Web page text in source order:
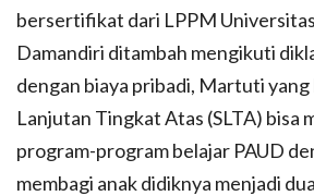
bersertifikat dari LPPM
Damandiri ditambah mengikuti
dengan biaya pribadi, Martuti yang
Lanjutan Tingkat Atas (SLTA) bisa
program-program belajar PAUD
membagi anak didiknya menjadi